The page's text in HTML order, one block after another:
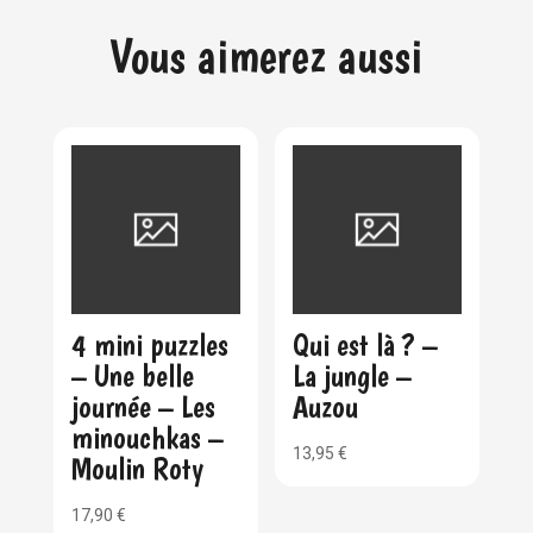
Vous aimerez aussi
4 mini puzzles
– Une belle
journée – Les
minouchkas –
Moulin Roty
17,90 €
Qui est là ? –
La jungle –
Auzou
13,95€